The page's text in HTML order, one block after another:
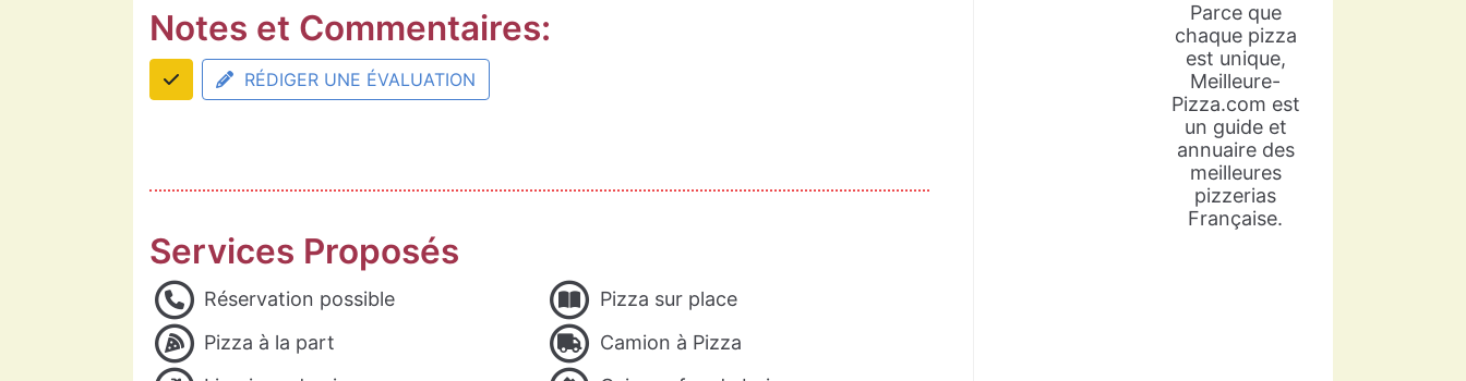
Notes et Commentaires:
RÉDIGER UNE ÉVALUATION
Services Proposés
Réservation possible
Pizza sur place
Pizza à la part
Camion à Pizza
Parce que
chaque pizza
est unique,
Meilleure-
Pizza.com est
un guide et
annuaire des
meilleures
pizzerias
Française.